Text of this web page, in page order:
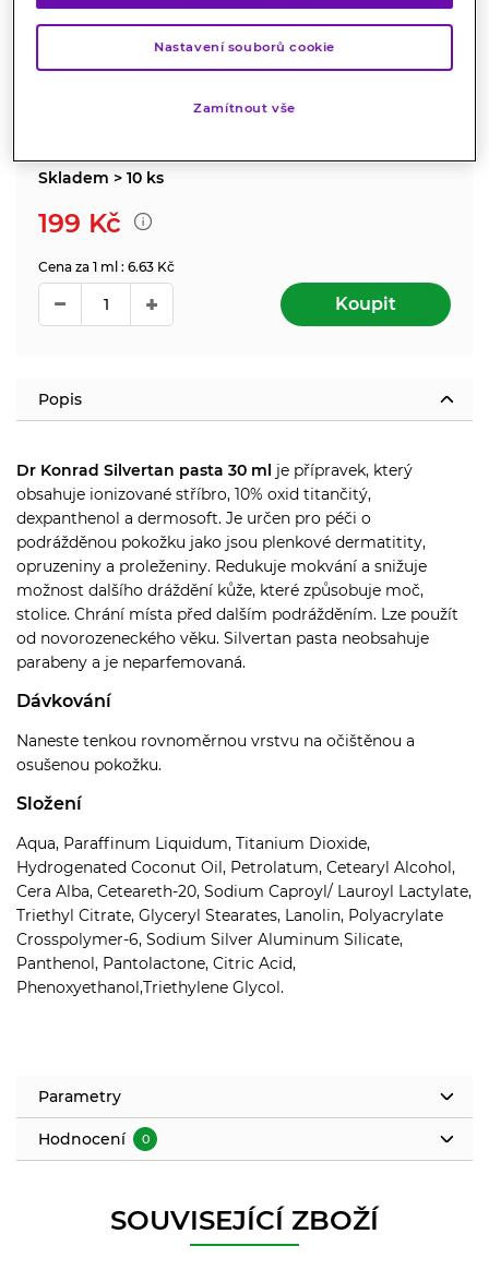
K péči o podrážděnou pokožku.
Značka:Dr Konrad Pharma
Skladem > 10 ks
199 Kč
Cena za 1 ml : 6.63 Kč
Koupit
Popis
Dr Konrad Silvertan pasta 30 ml je přípravek, který
obsahuje ionizované stříbro, 10% oxid titančitý,
dexpanthenol a dermosoft. Je určen pro péči o
podrážděnou pokožku jako jsou plenkové dermatitity,
opruzeniny a proleženiny. Redukuje mokvání a snižuje
možnost dalšího dráždění kůže, které způsobuje moč,
stolice. Chrání místa před dalším podrážděním. Lze použít
od novorozeneckého věku. Silvertan pasta neobsahuje
parabeny a je neparfemovaná.
Dávkování
Naneste tenkou rovnoměrnou vrstvu na očištěnou a
osušenou pokožku.
Složení
Aqua, Paraffinum Liquidum, Titanium Dioxide,
Hydrogenated Coconut Oil, Petrolatum, Cetearyl Alcohol,
Cera Alba, Ceteareth-20, Sodium Caproyl/ Lauroyl Lactylate,
Triethyl Citrate, Glyceryl Stearates, Lanolin, Polyacrylate
Crosspolymer-6, Sodium Silver Aluminum Silicate,
Panthenol, Pantolactone, Citric Acid,
Phenoxyethanol,Triethylene Glycol.
Parametry
Hodnocení 0
SOUVISEJÍCÍ ZBOŽÍ
Nastavení souborů cookie
Zamítnout vše